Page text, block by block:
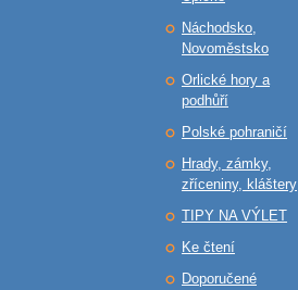
Náchodsko,
Novoměstsko
Orlické hory a
podhůří
Polské pohraničí
Hrady, zámky,
zříceniny, kláštery
TIPY NA VÝLET
Ke čtení
Doporučené